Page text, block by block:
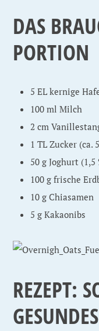
DAS
PORTION
5 EL kernige
100 ml Milch
2 cm
1 TL Zucker (ca.
50 g Joghurt (1,5
100 g frische
10 g Chiasamen
5 g Kakaonibs
REZEPT: